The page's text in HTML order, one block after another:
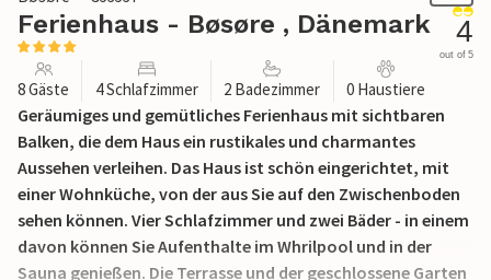
Ferienhaus - Bøsøre , Dänemark 4
out of 5
8 Gäste 4 Schlafzimmer 2 Badezimmer 0 Haustiere
Geräumiges und gemütliches Ferienhaus mit sichtbaren
Balken, die dem Haus ein rustikales und charmantes
Aussehen verleihen. Das Haus ist schön eingerichtet, mit
einer Wohnküche, von der aus Sie auf den Zwischenboden
sehen können. Vier Schlafzimmer und zwei Bäder - in einem
davon können Sie Aufenthalte im Whrilpool und in der
Sauna genießen. Die Terrasse und der geschlossene Garten